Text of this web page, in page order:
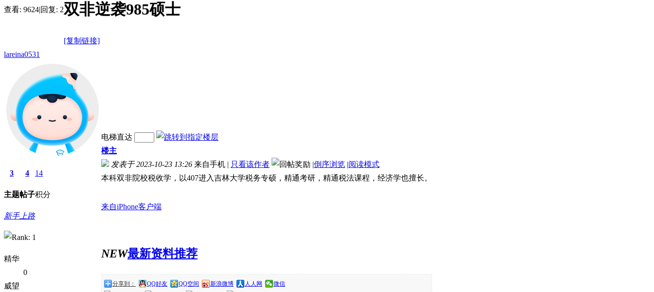
查看: 9624|回复: 2双非逆袭985硕士
[复制链接]
lareina0531
3
主题
4
帖子
14
积分
新手上路
精华
0
威望
电梯直达
楼主
发表于 2023-10-23 13:26 来自手机 | 只看该作者 |倒序浏览 |阅读模式
本科双非院校税收学，以407进入吉林大学税务专硕，精通考研，精通税法课程，经济学也擅长。
来自iPhone客户端
NEW最新资料推荐
分享到： QQ好友 QQ空间 新浪微博 人人网 微信